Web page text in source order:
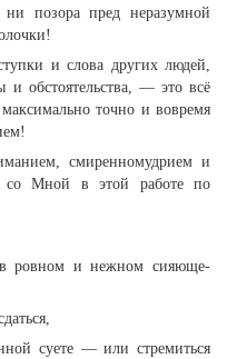
позора пред неразумной
и слова других людей,
и обстоятельства, — это всё
точно и вовремя
смиренномудрием и
со Мной в этой работе по
ровном и нежном сияюще-
суете — или стремиться